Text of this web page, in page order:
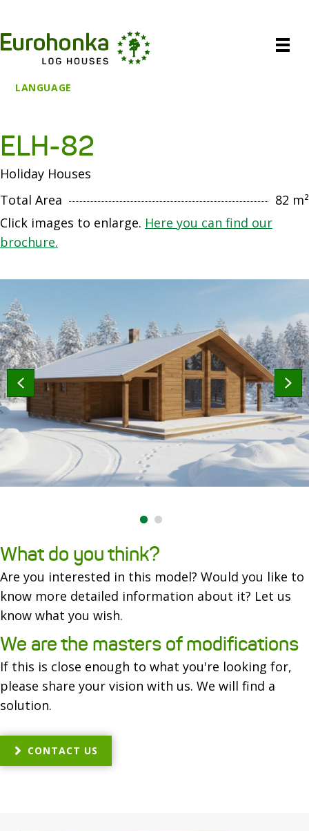
LANGUAGE
ELH-82
Holiday Houses
Total Area
82 m²
Click images to enlarge. Here you can find our
brochure.
What do you think?
Are you interested in this model? Would you like to
know more detailed information about it? Let us
know what you wish.
We are the masters of modifications
If this is close enough to what you're looking for,
please share your vision with us. We will find a
solution.
CONTACT US